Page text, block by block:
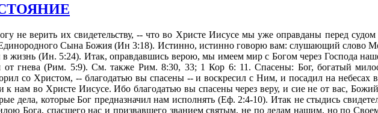
своих конкретных членов: если конкретные члены Церкви не спасены, то все, что спасено, -- это некая философская абстракция из платоновского мира идей. Платон мне, конечно, друг, но Апостол дороже -- особенно тогда, когда Апостол возвещает мне, бедному грешнику, спасение во Христе, а эллинская философия превращает это спасение в фикцию. К тому же Павел ясно говорит, что спасены "мы", что Бог спас "нас"; я не нахожу для себя никакой возможности упираться против ясного слова Божиего. Конечно, усвоить это крайне трудно. Падшим людям -- таким, как я или Вы, -- хочется, чтобы Бог прославил нас самих: наши дела, наше благочестие, наши заслуги, наши подвиги. Вместо этого Бог прославляет Своего Сына, Иисуса: Его служение и Его подвиг, а нам говорит, "чтобы никто не хвалился" (Еф. 2:9). Он обещает, что мы разделим неизреченную славу Его Сына и насладимся плодами Его подвига -- но не раньше, чем откажемся от притязаний на свою собственную славу и от упования на свои собственные подвиги. Это смертельный удар по человеческой гордыне -- ибо гордыне несравненно легче перенести незаслуженное оскорбление, чем незаслуженное благодеяние. Если я подвергаюсь незаслуженным поношениям и обидам, то могу восторженно любоваться своей кротостью, долготерпением и незлобием; если мне оказана незаслуженная милость, то у меня отнят всякий предлог к самохвальству (Рим. 3:27) и выясняется, что я -- вовсе не великий подвижник, а просто несчастный и жалкий, нищий, слепой и нагой грешник, спасенный Христом из чистой жалости. Думаю, что именно поэтому человек склонен с такой изобретательностью противиться милости Божией -- милость поражает гордыню в самый ее корень. Но рассмотрим другие обетования, которые Писание дает верующим: Истинно, истинно говорю вам: верующий в Меня имеет жизнь вечную (Ин 6:47). Верующий в Сына имеет жизнь вечную; а не верующий в Сына не увидит жизни, но гнев Божий пребывает на нем (Ин. 3:36). Истинно, истинно говорю вам: слушающий слово Мое и верующий в Пославшего Меня имеет жизнь вечную; и на суд не приходит, но перешел от смерти в жизнь (Ин. 5:24). Обетование же, которое Он обещал нам, есть жизнь вечная (1 Ин. 2:25). Верующий в Сына Божия имеет свидетельство в себе самом; не верующий Богу представляет Его лживым, потому что не верует в свидетельство, которым Бог свидетельствовал о Сыне Своем. Свидетельство сие состоит в том, что Бог даровал нам жизнь вечную, и сия жизнь в Сыне Его. Имеющий Сына (Божия) имеет жизнь; не имеющий Сына Божия не имеет жизни. Сие написал я вам, верующим во имя Сына Божия, дабы вы знали, что вы, веруя в Сына Божия, имеете жизнь вечную (1 Ин. 5:10-13). См. также Ин. 6:39-40, 47; 11:25-26; 20:31. Как бы мы ни понимали жизнь вечную, ясно, что верующий уже ей обладает, и что она не совместима с осуждением (Ин. 3:18; 5:24), духовной смертью (Ин. 5:24), пребыванием под гневом Божиим (Ин. 3:36). Как говорит св. Амвросий Медиоланский: И для того написано: всякий, верующий в Него, не погибнет. Всякий, какого бы состояния ни был, и какому бы падению ни подлежал, но если будет веровать, пусть не опасается погибели (О покаянии, гл. 11). Комментируя Ин. 3:36, святитель говорит: Как скоро кто верует, гнев Божий отступает, и место его занимает жизнь. Итак, веровать во Христа означает приобретение жизни: Ибо верующий в Сына не будет осужден (О покаянии, гл. 12). О верующем также говорится, что он усыновлен Богу во Христе, является наследником небесных благ, сонаследником Христу: А тем, которые приняли Его, верующим во имя Его, дал власть быть чадами Божиими, которые ни от крови, ни от хотения плоти, ни от хотения мужа, но от Бога родились (Ин. 1:12-13). Смотрите, какую любовь дал нам Отец, чтобы нам называться и быть детьми Божиими. Мир потому не знает нас, что не познал Его. Возлюбленные! мы теперь дети Божии; но еще не открылось, что будем. Знаем только, что, когда откроется, будем подобны Ему, потому что увидим Его, как Он есть (1 Ин. 3:1-2). Ибо все, водимые Духом Божиим, суть сыны Божии. Потому что вы не приняли духа рабства, чтобы опять жить в страхе, но приняли Духа усыновления, Которым взываем: "Авва, Отче!" Сей самый Дух свидетельствует духу нашему, что мы -- дети Божии. А если дети, то и наследники, наследники Божии, сонаследники же Христу, если только с Ним страдаем, чтобы с Ним и прославиться (Рим. 8:14-17). Ибо все вы -- сыны Божии по вере во Христа Иисуса; все вы, во Христа крестившиеся, во Христа облеклись...Если же вы Христовы, то вы -- семя Авраамово и по обетованию наследники (Гал. 3:26, 27, 29). Итак вы уже не чужие и не пришельцы, но сограждане святым и свои Богу